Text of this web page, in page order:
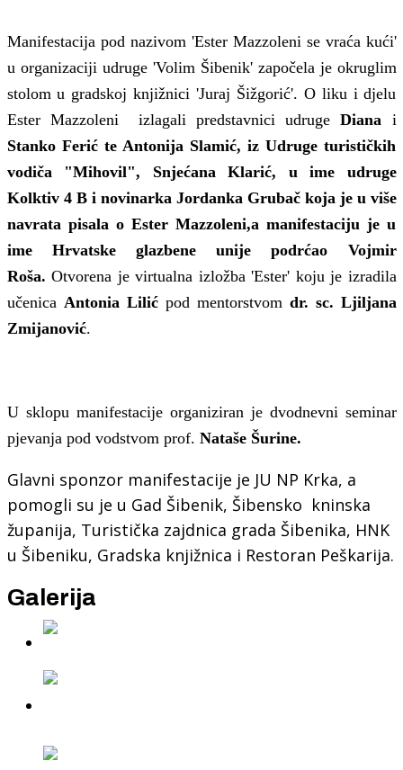
Manifestacija pod nazivom 'Ester Mazzoleni se vraća kući'
u organizaciji udruge 'Volim Šibenik' započela je okruglim
stolom u gradskoj knjižnici 'Juraj Šižgorić'. O liku i djelu
Ester Mazzoleni izlagali predstavnici udrugeDiana i
Stanko Ferić te Antonija Slamić, iz Udruge turističkih
vodiča "Mihovil", Snjećana Klarić, u ime udruge
Kolktiv 4 B i novinarka Jordanka Grubač koja je u više
navrata pisala o Ester Mazzoleni,a manifestaciju je u
ime Hrvatske glazbene unije podrćao Vojmir
Roša. Otvorena je virtualna izložba 'Ester' koju je izradila
učenica Antonia Lilićpod mentorstvom dr. sc. Ljiljana
Zmijanović.
U sklopu manifestacije organiziran je dvodnevni seminar
pjevanja pod vodstvom prof. Nataše Šurine.
Glavni sponzor manifestacije je JU NP Krka, a
pomogli su je u Gad Šibenik, Šibensko kninska
županija, Turistička zajdnica grada Šibenika, HNK
u Šibeniku, Gradska knjižnica i Restoran Peškarija.
Galerija